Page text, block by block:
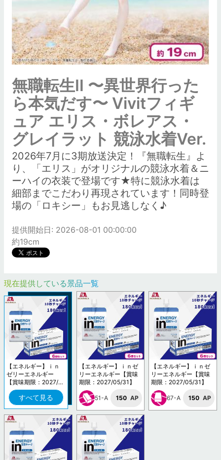
無職転生II 〜異世界行った
ら本気だす〜 Vivitフィギ
ュア エリス・ボレアス・
グレイラット 競泳水着Ver.
2026年7月に3期放送決定！『無職転生』よ
り、「エリス」がオリジナルの競泳水着＆ニ
ーハイの衣装で登場です★特に競泳水着は
細部までこだわり再現されています！同時登
場の「ロキシー」もお見逃しなく♪
提供開始日: 2026-08-01 00:00:00
約19cm
現在提供している景品一覧
【エネルギー】ｉｎ
ゼリーエネルギー
【賞味期限：2027/0
5/31】
すべて見る
【エネルギー】ｉｎゼ
リーエネルギー【賞味
期限：2027/05/31】
51-A 150 AP
【エネルギー】ｉｎゼ
リーエネルギー【賞味
期限：2027/05/31】
67-A 150 AP